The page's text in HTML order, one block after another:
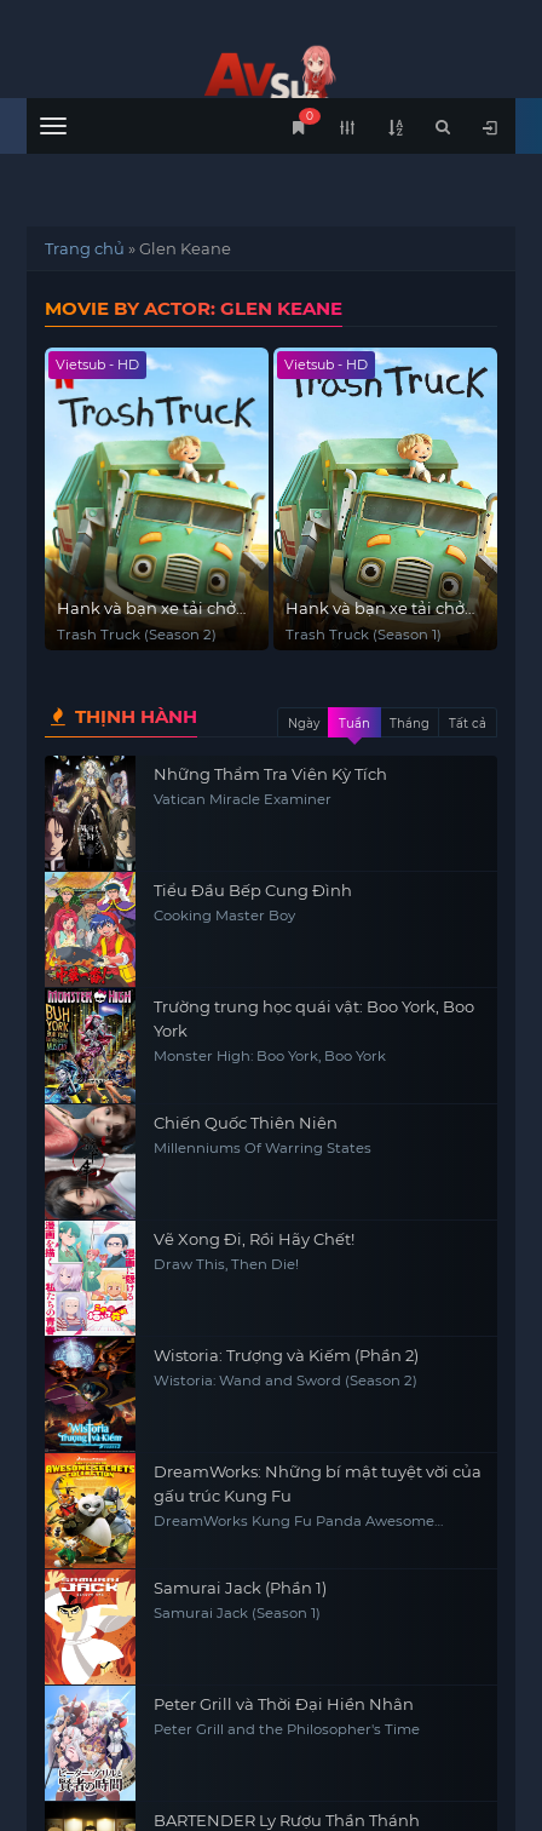
Menu
0
Trang chủ »Glen Keane
MOVIE BY ACTOR: GLEN KEANE
Vietsub - HD
Hank và bạn xe tải chở
rác (Phần 2)
Trash Truck (Season 2)
Vietsub - HD
Hank và bạn xe tải chở
rác (Phần 1)
Trash Truck (Season 1)
THỊNH HÀNH Ngày Tuần Tháng Tất cả
Những Thẩm Tra Viên Kỳ Tích
Vatican Miracle Examiner
Tiểu Đầu Bếp Cung Đình
Cooking Master Boy
Trường trung học quái vật: Boo York, Boo
York
Monster High: Boo York, Boo York
Chiến Quốc Thiên Niên
Millenniums Of Warring States
Vẽ Xong Đi, Rồi Hãy Chết!
Draw This, Then Die!
Wistoria: Trượng và Kiếm (Phần 2)
Wistoria: Wand and Sword (Season 2)
DreamWorks: Những bí mật tuyệt vời của
gấu trúc Kung Fu
DreamWorks Kung Fu Panda Awesome
Samurai Jack (Phần 1)
Samurai Jack (Season 1)
Peter Grill và Thời Đại Hiền Nhân
Peter Grill and the Philosopher's Time
BARTENDER Ly Rượu Thần Thánh